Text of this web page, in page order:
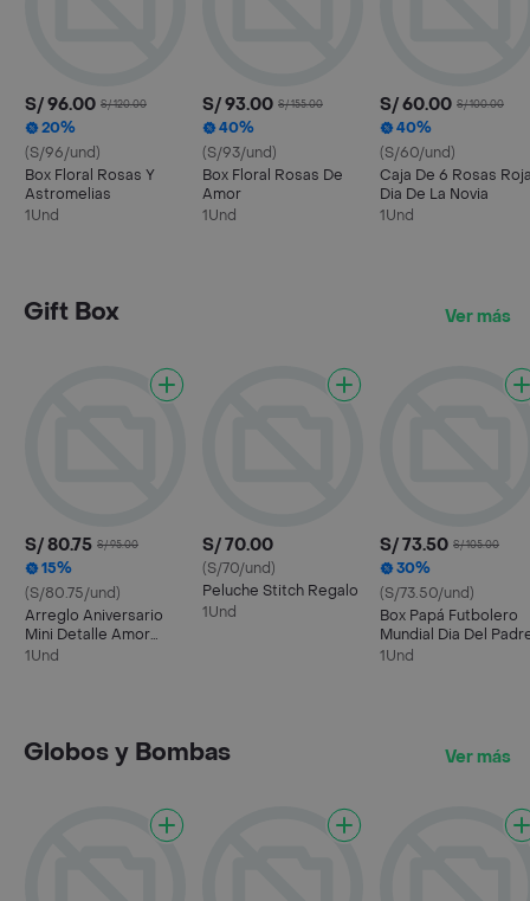
S/ 96.00 S/ 120.00
20%
(S/96/und)
Box Floral Rosas Y
Astromelias
1Und
S/ 93.00 S/ 155.00
40%
(S/93/und)
Box Floral Rosas De
Amor
1Und
S/ 60.00 S/ 100.00
40%
(S/60/und)
Caja De 6 Rosas
Dia De La Novia
1Und
Gift Box Ver más
S/ 80.75 S/ 95.00
15%
(S/80.75/und)
Arreglo Aniversario
Mini Detalle Amor
Aniversario
1Und
S/ 70.00
(S/70/und)
Peluche Stitch Regalo
1Und
S/ 73.50 S/ 105.00
30%
(S/73.50/und)
Box Papá Futbolero
Mundial Dia Del
1Und
Globos y Bombas Ver más